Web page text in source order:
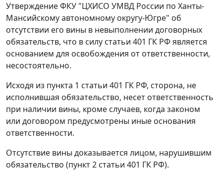
Утверждение ФКУ "ЦХИСО УМВД России по Ханты-
Мансийскому автономному округу-Югре" об
отсутствии его вины в невыполнении договорных
обязательств, что в силу статьи 401 ГК РФ является
основанием для освобождения от ответственности,
несостоятельно.
Исходя из пункта 1 статьи 401 ГК РФ, сторона, не
исполнившая обязательство, несет ответственность
при наличии вины, кроме случаев, когда законом
или договором предусмотрены иные основания
ответственности.
Отсутствие вины доказывается лицом, нарушившим
обязательство (пункт 2 статьи 401 ГК РФ).